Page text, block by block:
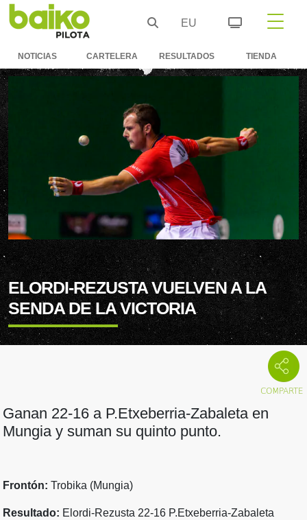
EU
NOTICIAS CARTELERA RESULTADOS TIENDA
ELORDI-REZUSTA VUELVEN A LA
SENDA DE LA VICTORIA
Ganan 22-16 a P.Etxeberria-Zabaleta en
Mungia y suman su quinto punto.
Frontón: Trobika (Mungia)
Resultado: Elordi-Rezusta 22-16 P.Etxeberria-Zabaleta